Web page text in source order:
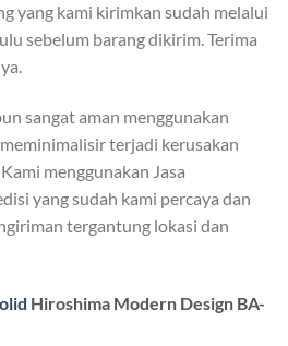
yang kami kirimkan sudah melalui
sebelum barang dikirim. Terima
sangat aman menggunakan
terjadi kerusakan
menggunakan Jasa
yang sudah kami percaya dan
tergantung lokasi dan
Hiroshima Modern Design BA-